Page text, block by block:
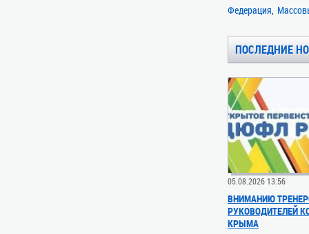
Федерация
ПОСЛЕДНИЕ
05.08.2026 13:56
ВНИМАНИЮ
РУКОВОДИТЕЛЕЙ
КРЫМА